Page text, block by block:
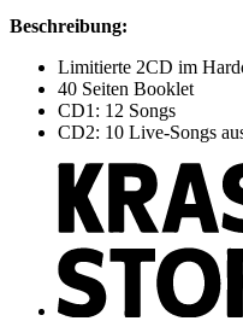
Beschreibung:
Limitierte 2CD im
40 Seiten Booklet
CD1: 12 Songs
CD2: 10 Live-Songs